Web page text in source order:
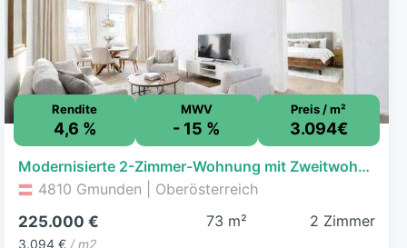
Rendite
4,6 %
MWV
- 15 %
Preis / m²
3.094€
Modernisierte 2-Zimmer-Wohnung mit Zweitwohnsitz Option
4810 Gmunden | Oberösterreich
225.000 €
3.094 € / m2
73 m² 2 Zimmer